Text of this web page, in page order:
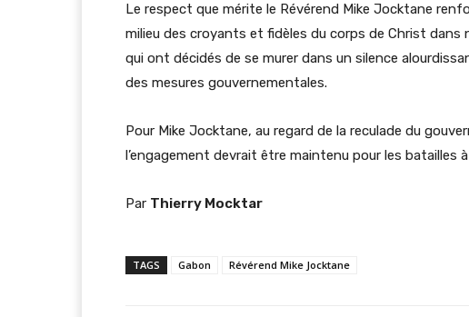
Le respect que mérite le Révérend Mike Jocktane
milieu des croyants et fidèles du corps de Christ dans
qui ont décidés de se murer dans un silence
des mesures gouvernementales.
Pour Mike Jocktane, au regard de la reculade du
l’engagement devrait être maintenu pour les batailles
Par Thierry Mocktar
TAGS Gabon Révérend Mike Jocktane